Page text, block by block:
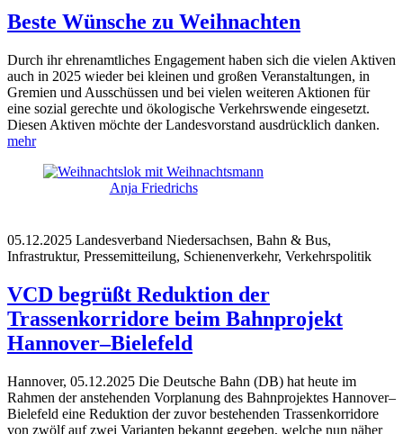
Beste Wünsche zu Weihnachten
Durch ihr ehrenamtliches Engagement haben sich die vielen Aktiven
auch in 2025 wieder bei kleinen und großen Veranstaltungen, in
Gremien und Ausschüssen und bei vielen weiteren Aktionen für
eine sozial gerechte und ökologische Verkehrswende eingesetzt.
Diesen Aktiven möchte der Landesvorstand ausdrücklich danken.
mehr
Anja Friedrichs
05.12.2025 Landesverband Niedersachsen, Bahn & Bus,
Infrastruktur, Pressemitteilung, Schienenverkehr, Verkehrspolitik
VCD begrüßt Reduktion der
Trassenkorridore beim Bahnprojekt
Hannover–Bielefeld
Hannover, 05.12.2025 Die Deutsche Bahn (DB) hat heute im
Rahmen der anstehenden Vorplanung des Bahnprojektes Hannover–
Bielefeld eine Reduktion der zuvor bestehenden Trassenkorridore
von zwölf auf zwei Varianten bekannt gegeben, welche nun näher